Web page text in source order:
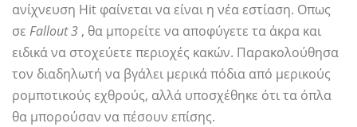
ανίχνευση Hit φαίνεται να είναι η νέα εστίαση. Οπως
σε Fallout 3 , θα μπορείτε να αποφύγετε τα άκρα και
ειδικά να στοχεύετε περιοχές κακών. Παρακολούθησα
τον διαδηλωτή να βγάλει μερικά πόδια από μερικούς
ρομποτικούς εχθρούς, αλλά υποσχέθηκε ότι τα όπλα
θα μπορούσαν να πέσουν επίσης.